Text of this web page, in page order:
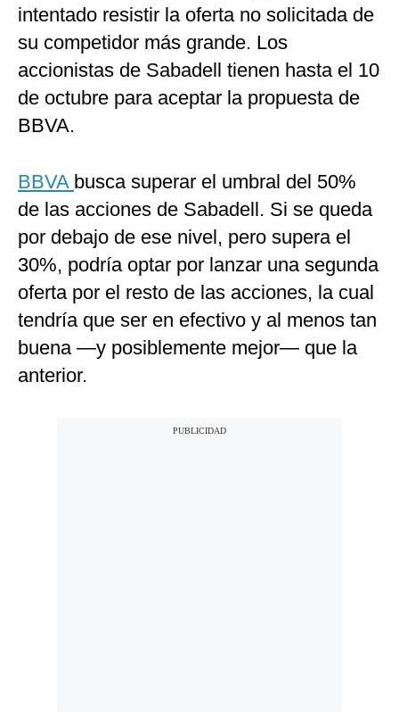
intentado resistir la oferta no solicitada de
su competidor más grande. Los
accionistas de Sabadell tienen hasta el 10
de octubre para aceptar la propuesta de
BBVA.
BBVA busca superar el umbral del 50%
de las acciones de Sabadell. Si se queda
por debajo de ese nivel, pero supera el
30%, podría optar por lanzar una segunda
oferta por el resto de las acciones, la cual
tendría que ser en efectivo y al menos tan
buena —y posiblemente mejor— que la
anterior.